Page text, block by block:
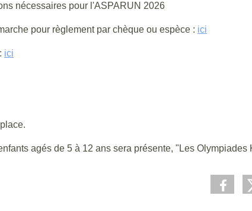
nécessaires pour l'ASPARUN 2026
pour règlement par chèque ou espèce : ici
ici
agés de 5 à 12 ans sera présente, "Les